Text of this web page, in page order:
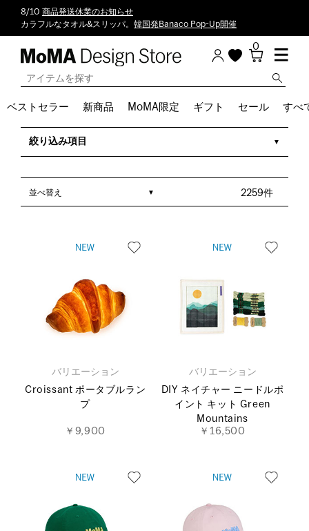
8/10 商品発送休業のお知らせ
カラフルなタオル&スリッパ。 韓国発Banaco Pop-Up開催
0
ベストセラー 新商品 MoMA限定 ギフト セール すべ
クーポン_割引対象商品
絞り込み項目
2259件
並べ替え
バリエーション
Croissant ポータブルラン
プ
￥9,900
バリエーション
DIY ネイチャー ニードルポ
イント キット Green
Mountains
￥16,500